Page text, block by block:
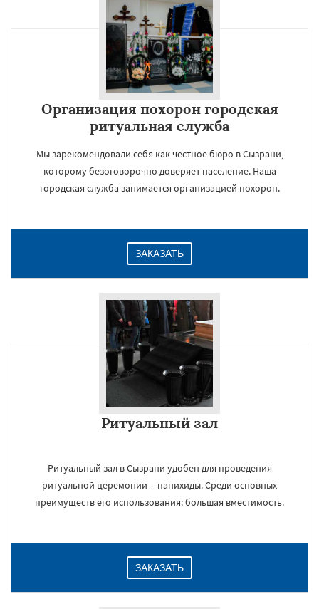
Организация похорон городская
ритуальная служба
Мы зарекомендовали себя как честное бюро в Сызрани,
которому безоговорочно доверяет население. Наша
городская служба занимается организацией похорон.
ЗАКАЗАТЬ
Ритуальный зал
Ритуальный зал в Сызрани удобен для проведения
ритуальной церемонии – панихиды. Среди основных
преимуществ его использования: большая вместимость.
ЗАКАЗАТЬ
Даю согласие на обработку персональных данных